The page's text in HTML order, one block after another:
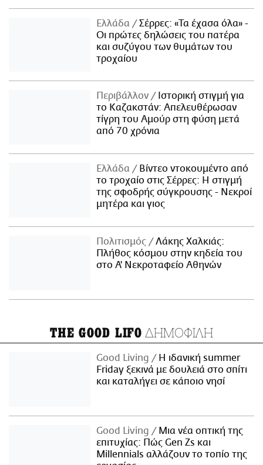
Ελλάδα
Σέρρες: «Τα έχασα όλα» -
Οι πρώτες δηλώσεις του πατέρα
και συζύγου των θυμάτων του
τροχαίου
Περιβάλλον
Ιστορική στιγμή για
το Καζακστάν: Απελευθέρωσαν
τίγρη του Αμούρ στη φύση μετά
από 70 χρόνια
Ελλάδα
Βίντεο ντοκουμέντο από
το τροχαίο στις Σέρρες: Η στιγμή
της σφοδρής σύγκρουσης - Νεκροί
μητέρα και γιος
Πολιτισμός
Λάκης Χαλκιάς:
Πλήθος κόσμου στην κηδεία του
στο Α' Νεκροταφείο Αθηνών
THE GOOD LIFO ΔΗΜΟΦΙΛΗ
Good Living
Η ιδανική summer
Friday ξεκινά με δουλειά στο σπίτι
και καταλήγει σε κάποιο νησί
Good Living
Μια νέα οπτική της
επιτυχίας: Πώς Gen Zs και
Millennials αλλάζουν το τοπίο της